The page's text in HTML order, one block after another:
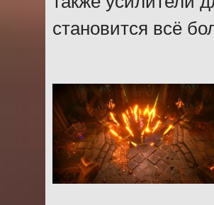
становится всё